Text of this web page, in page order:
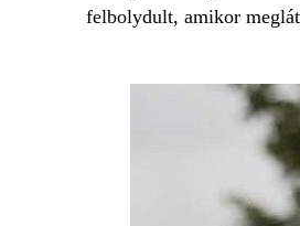
felbolydult, amikor